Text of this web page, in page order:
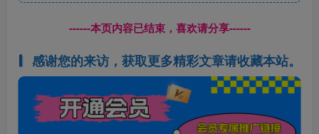
------本页内容已结束，喜欢请分享------
感谢您的来访，获取更多精彩文章请收藏本站。